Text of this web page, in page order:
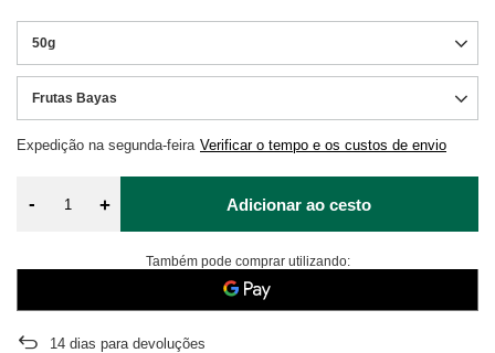
50g
Frutas Bayas
Expedição na segunda-feira Verificar o tempo e os custos de envio
- + Adicionar ao cesto
Também pode comprar utilizando:
14 dias para devoluções